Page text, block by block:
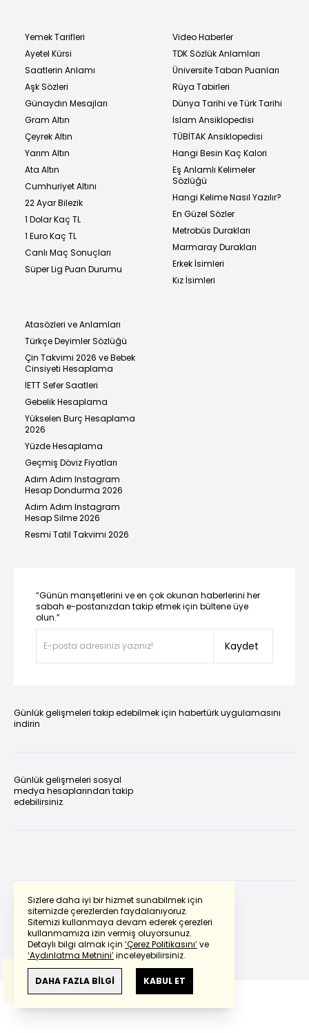
Sizlere daha iyi bir hizmet sunabilmek için
sitemizde çerezlerden faydalanıyoruz.
Sitemizi kullanmaya devam ederek çerezleri
kullanmamıza izin vermiş oluyorsunuz.
Detaylı bilgi almak için ‘Çerez Politikasını’ve
‘Aydınlatma Metnini’inceleyebilirsiniz.
DAHA FAZLA BİLGİ KABUL ET
Yemek Tarifleri
Ayetel Kürsi
Saatlerin Anlamı
Aşk Sözleri
Günaydın Mesajları
Gram Altın
Çeyrek Altın
Yarım Altın
Ata Altın
Cumhuriyet Altını
22 Ayar Bilezik
1 Dolar Kaç TL
1 Euro Kaç TL
Canlı Maç Sonuçları
Süper Lig Puan Durumu
Video Haberler
TDK Sözlük Anlamları
Üniversite Taban Puanları
Rüya Tabirleri
Dünya Tarihi ve Türk Tarihi
İslam Ansiklopedisi
TÜBİTAK Ansiklopedisi
Hangi Besin Kaç Kalori
Eş Anlamlı Kelimeler
Sözlüğü
Hangi Kelime Nasıl Yazılır?
En Güzel Sözler
Metrobüs Durakları
Marmaray Durakları
Erkek İsimleri
Kız İsimleri
Atasözleri ve Anlamları
Türkçe Deyimler Sözlüğü
Çin Takvimi 2026 ve Bebek
Cinsiyeti Hesaplama
İETT Sefer Saatleri
Gebelik Hesaplama
Yükselen Burç Hesaplama
2026
Yüzde Hesaplama
Geçmiş Döviz Fiyatları
Adım Adım Instagram
Hesap Dondurma 2026
Adım Adım Instagram
Hesap Silme 2026
Resmi Tatil Takvimi 2026
“Günün manşetlerini ve en çok okunan haberlerini her
sabah e-postanızdan takip etmek için bültene üye
olun.”
Kaydet
Günlük gelişmeleri takip edebilmek için habertürk uygulamasını
indirin
Günlük gelişmeleri sosyal
medya hesaplarından takip
edebilirsiniz.
Powered by Translate
Bu çevirideGoogle Transletekullanılmıştır.
Anlam ve çeviri hatalarından
haberturk.com
sorumlu değildir.